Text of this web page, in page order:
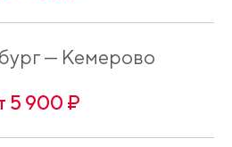
— Кемерово
5 900 ₽